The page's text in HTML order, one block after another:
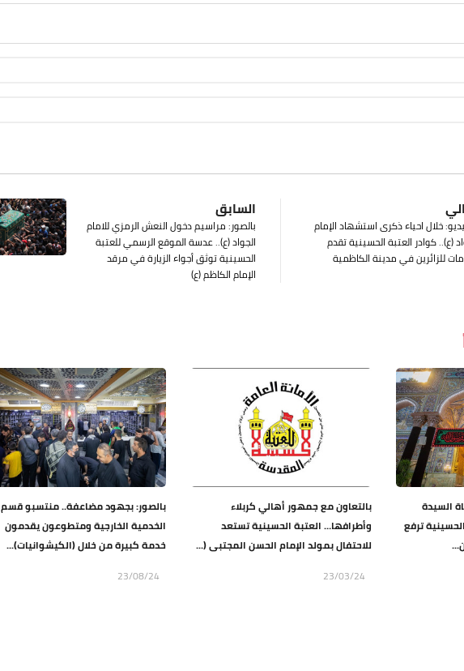
السابق
بالصور: مراسيم دخول النعش الرمزي للامام
الجواد (ع).. عدسة الموقع الرسمي للعتبة
الحسينية توثق أجواء الزيارة في مرقد
الإمام الكاظم (ع)
خلال احياء ذكرى استشهاد الإمام
(ع).. كوادر العتبة الحسينية تقدم
للزائرين في مدينة الكاظمية
السيدة
ترفع
بالتعاون مع جمهور أهالي كربلاء
وأطرافها… العتبة الحسينية تستعد
للاحتفال بمولد الإمام الحسن المجتبى (...
23/03/24
بالصور: بجهود مضاعفة.. منتسبو قسم
الخدمية الخارجية ومتطوعون يقدمون
خدمة كبيرة من خلال (الكيشوانيات)...
23/08/24